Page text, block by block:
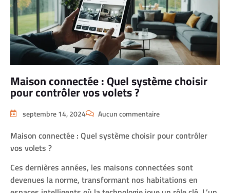
Maison connectée : Quel système choisir
pour contrôler vos volets ?
septembre 14, 2024 Aucun commentaire
Maison connectée : Quel système choisir pour contrôler
vos volets ?
Ces dernières années, les maisons connectées sont
devenues la norme, transformant nos habitations en